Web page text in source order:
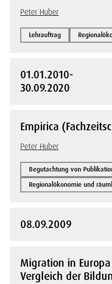
Peter Huber
Lehrauftrag
01.01.2010-
30.09.2020
Empirica
Peter Huber
Begutachtung von
Regionalökonomie und
08.09.2009
Migration in
Vergleich der